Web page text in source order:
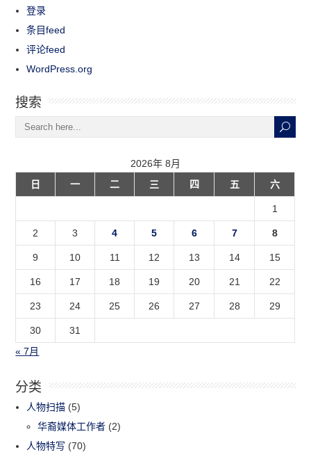
登录
条目feed
评论feed
WordPress.org
搜索
2026年 8月
日
一 二 三 四 五 六
1
2 3 4 5 6 7 8
9 10 11 12 13 14 15
16 17 18 19 20 21 22
23 24 25 26 27 28 29
30
31
« 7月
分类
人物扫描 (5)
华裔媒体工作者 (2)
人物特写 (70)